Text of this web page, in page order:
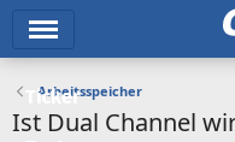
Ticker
Arbeitsspeicher
Ist Dual Channel